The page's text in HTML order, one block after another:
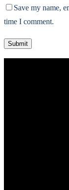
Save my name,
time I comment.